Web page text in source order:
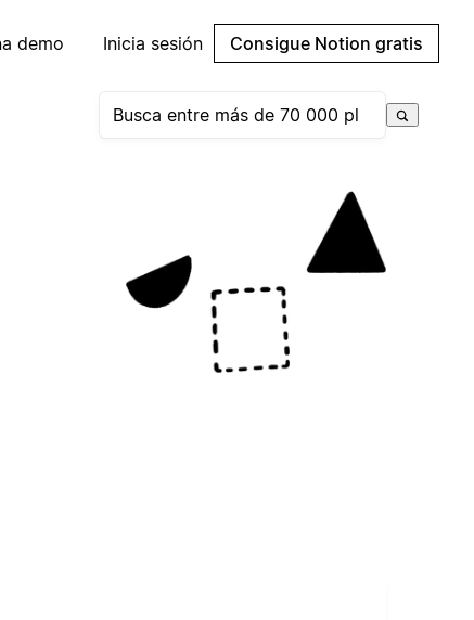
demo Inicia sesión Consigue Notion gratis